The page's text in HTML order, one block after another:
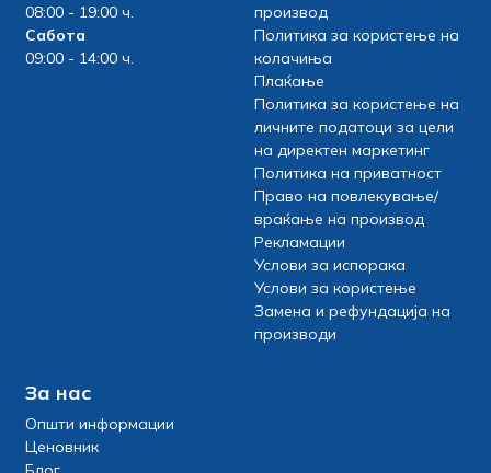
08:00 - 19:00 ч.
Сабота
09:00 - 14:00 ч.
производ
Политика за користење на
колачиња
Плаќање
Политика за користење на
личните податоци за цели
на директен маркетинг
Политика на приватност
Право на повлекување/
враќање на производ
Рекламации
Услови за испорака
Услови за користење
Замена и рефундација на
производи
За нас
Општи информации
Ценовник